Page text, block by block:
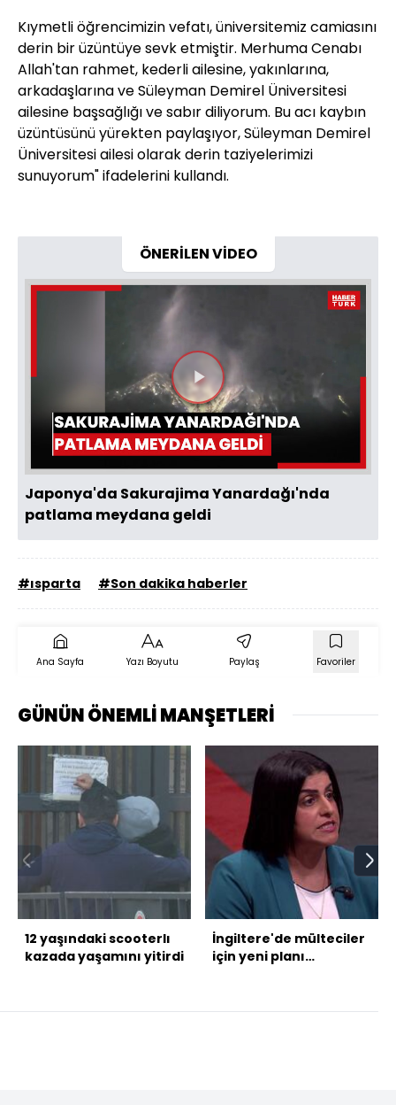
Kıymetli öğrencimizin vefatı, üniversitemiz camiasını
derin bir üzüntüye sevk etmiştir. Merhuma Cenabı
Allah'tan rahmet, kederli ailesine, yakınlarına,
arkadaşlarına ve Süleyman Demirel Üniversitesi
ailesine başsağlığı ve sabır diliyorum. Bu acı kaybın
üzüntüsünü yürekten paylaşıyor, Süleyman Demirel
Üniversitesi ailesi olarak derin taziyelerimizi
sunuyorum" ifadelerini kullandı.
ÖNERİLEN VİDEO
Videoyu
Oynat
Japonya'da Sakurajima Yanardağı'nda
patlama meydana geldi
#ısparta #Son dakika haberler
Ana Sayfa Yazı Boyutu Paylaş Favoriler
GÜNÜN ÖNEMLİ MANŞETLERİ
12 yaşındaki scooterlı
kazada yaşamını yitirdi
İngiltere'de mülteciler
için yeni planı